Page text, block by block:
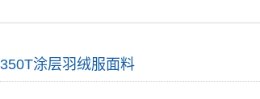
350T涂层羽绒服面料